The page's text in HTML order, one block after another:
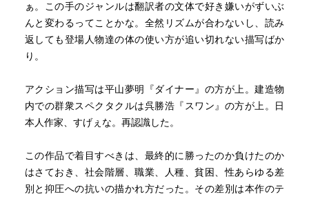
ぁ。この手のジャンルは翻訳者の文体で好き嫌いがずいぶ
んと変わるってことかな。全然リズムが合わないし、読み
返しても登場人物達の体の使い方が追い切れない描写ばか
り。
アクション描写は平山夢明『ダイナー』の方が上。建造物
内での群衆スペクタクルは呉勝浩『スワン』の方が上。日
本人作家、すげぇな。再認識した。
この作品で着目すべきは、最終的に勝ったのか負けたのか
はさておき、社会階層、職業、人種、貧困、性あらゆる差
別と抑圧への抗いの描かれ方だった。その差別は本作のテ